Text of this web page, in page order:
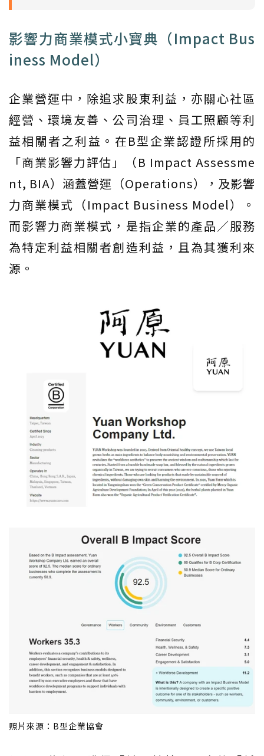
影響力商業模式小寶典（Impact Bus
iness Model）
企業營運中，除追求股東利益，亦關心社區
經營、環境友善、公司治理、員工照顧等利
益相關者之利益。在B型企業認證所採用的
「商業影響力評估」（B Impact Assessme
nt, BIA）涵蓋營運（Operations），及影響
力商業模式（Impact Business Model）。
而影響力商業模式，是指企業的產品／服務
為特定利益相關者創造利益，且為其獲利來
源。
照片來源：B型企業協會